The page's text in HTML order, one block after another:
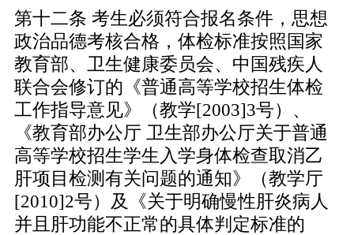
第十二条 考生必须符合报名条件，思想
政治品德考核合格，体检标准按照国家
教育部、卫生健康委员会、中国残疾人
联合会修订的《普通高等学校招生体检
工作指导意见》（教学[2003]3号）、
《教育部办公厅 卫生部办公厅关于普通
高等学校招生学生入学身体检查取消乙
肝项目检测有关问题的通知》（教学厅
[2010]2号）及《关于明确慢性肝炎病人
并且肝功能不正常的具体判定标准的